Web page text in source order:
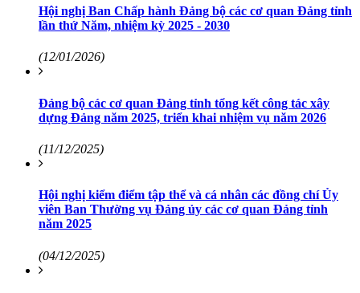
Hội nghị Ban Chấp hành Đảng bộ các cơ quan Đảng tỉnh
lần thứ Năm, nhiệm kỳ 2025 - 2030
(12/01/2026)
Đảng bộ các cơ quan Đảng tỉnh tổng kết công tác xây
dựng Đảng năm 2025, triển khai nhiệm vụ năm 2026
(11/12/2025)
Hội nghị kiểm điểm tập thể và cá nhân các đồng chí Ủy
viên Ban Thường vụ Đảng ủy các cơ quan Đảng tỉnh
năm 2025
(04/12/2025)